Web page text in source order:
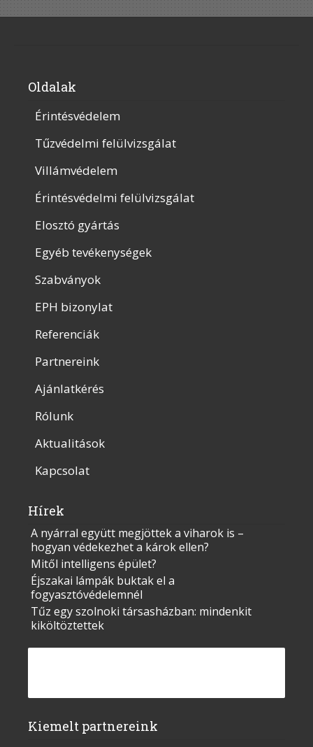
Oldalak
Érintésvédelem
Tűzvédelmi felülvizsgálat
Villámvédelem
Érintésvédelmi felülvizsgálat
Elosztó gyártás
Egyéb tevékenységek
Szabványok
EPH bizonylat
Referenciák
Partnereink
Ajánlatkérés
Rólunk
Aktualitások
Kapcsolat
Hírek
A nyárral együtt megjöttek a viharok is –
hogyan védekezhet a károk ellen?
Mitől intelligens épület?
Éjszakai lámpák buktak el a
fogyasztóvédelemnél
Tűz egy szolnoki társasházban: mindenkit
kiköltöztettek
Kiemelt partnereink